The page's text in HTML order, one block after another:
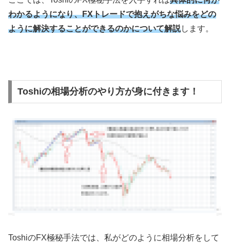
わかるようになり、FXトレードで抱えがちな悩みをどの
ように解決することができるのかについて解説します。
Toshiの相場分析のやり方が身に付きます！
ToshiのFX極秘手法では、 私がどのように相場分析をして